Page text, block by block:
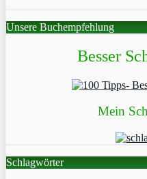
Unsere Buchempfehlung
Besser
Mein
Schlagwörter